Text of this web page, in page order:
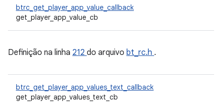
btrc_get_player_app_value_callback
get_player_app_value_cb
Definição na linha 212 do arquivo bt_rc.h .
btrc_get_player_app_values_text_callback
get_player_app_values_text_cb